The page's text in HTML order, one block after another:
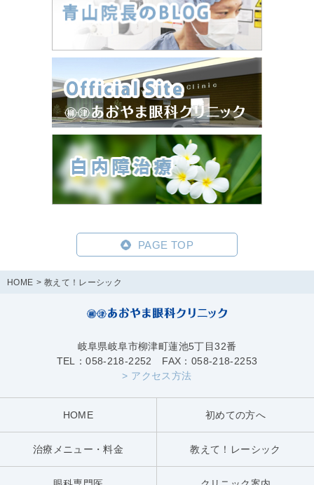
PAGE TOP
HOME 教えて！レーシック
岐阜県岐阜市柳津町蓮池5丁目32番
TEL：058-218-2252 FAX：058-218-2253
> アクセス方法
HOME 初めての方へ
治療メニュー・料金 教えて！レーシック